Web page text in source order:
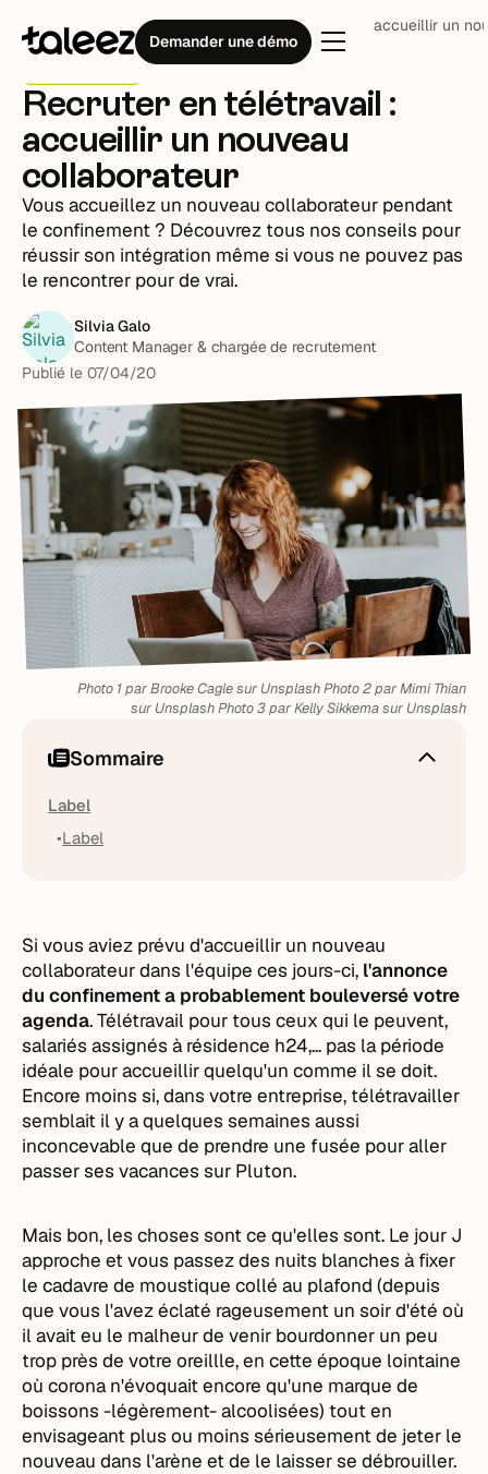
Demander une démo
Blog Stratégie RH Recruter en télétravail : accueillir un
Recruter en télétravail :
accueillir un nouveau
collaborateur
Vous accueillez un nouveau collaborateur pendant
le confinement ? Découvrez tous nos conseils pour
réussir son intégration même si vous ne pouvez pas
le rencontrer pour de vrai.
Silvia Galo
Content Manager & chargée de recrutement
Publié le07/04/20
Photo 1 par Brooke Cagle sur Unsplash Photo 2 par Mimi Thian
sur Unsplash Photo 3 par Kelly Sikkema sur Unsplash
Sommaire
Label
Label
Si vous aviez prévu d'accueillir un nouveau
collaborateur dans l'équipe ces jours-ci, l'annonce
du confinement a probablement bouleversé votre
agenda. Télétravail pour tous ceux qui le peuvent,
salariés assignés à résidence h24,... pas la période
idéale pour accueillir quelqu'un comme il se doit.
Encore moins si, dans votre entreprise, télétravailler
semblait il y a quelques semaines aussi
inconcevable que de prendre une fusée pour aller
passer ses vacances sur Pluton.
Mais bon, les choses sont ce qu'elles sont. Le jour J
approche et vous passez des nuits blanches à fixer
le cadavre de moustique collé au plafond (depuis
que vous l'avez éclaté rageusement un soir d'été où
il avait eu le malheur de venir bourdonner un peu
trop près de votre oreillle, en cette époque lointaine
où corona n'évoquait encore qu'une marque de
boissons -légèrement- alcoolisées) tout en
envisageant plus ou moins sérieusement de jeter le
nouveau dans l'arène et de le laisser se débrouiller.